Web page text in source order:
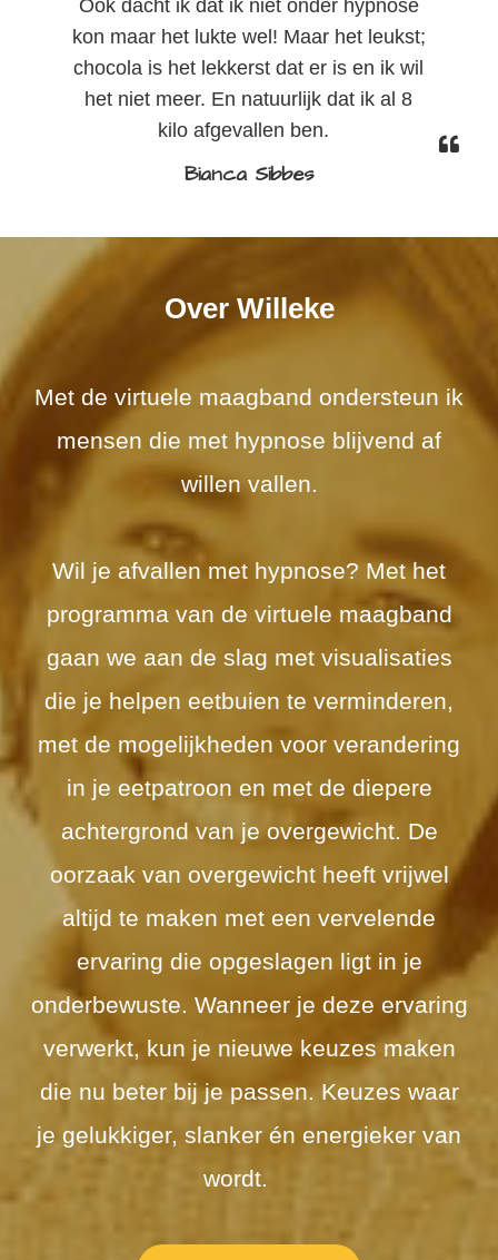
Ook dacht ik dat ik niet onder hypnose
kon maar het lukte wel! Maar het leukst;
chocola is het lekkerst dat er is en ik wil
het niet meer. En natuurlijk dat ik al 8
kilo afgevallen ben.
Bianca Sibbes
Over Willeke
Met de virtuele maagband ondersteun ik
mensen die met hypnose blijvend af
willen vallen.
Wil je afvallen met hypnose? Met het
programma van de virtuele maagband
gaan we aan de slag met visualisaties
die je helpen eetbuien te verminderen,
met de mogelijkheden voor verandering
in je eetpatroon en met de diepere
achtergrond van je overgewicht. De
oorzaak van overgewicht heeft vrijwel
altijd te maken met een vervelende
ervaring die opgeslagen ligt in je
onderbewuste. Wanneer je deze ervaring
verwerkt, kun je nieuwe keuzes maken
die nu beter bij je passen. Keuzes waar
je gelukkiger, slanker én energieker van
wordt.